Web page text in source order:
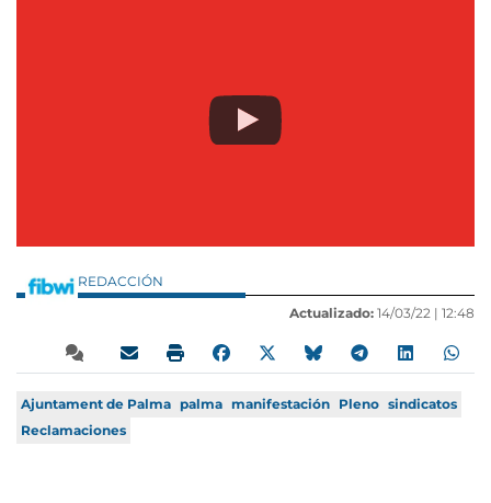
REDACCIÓN
Actualizado: 14/03/22 | 12:48
Ajuntament de Palma palma manifestación Pleno sindicatos
Reclamaciones